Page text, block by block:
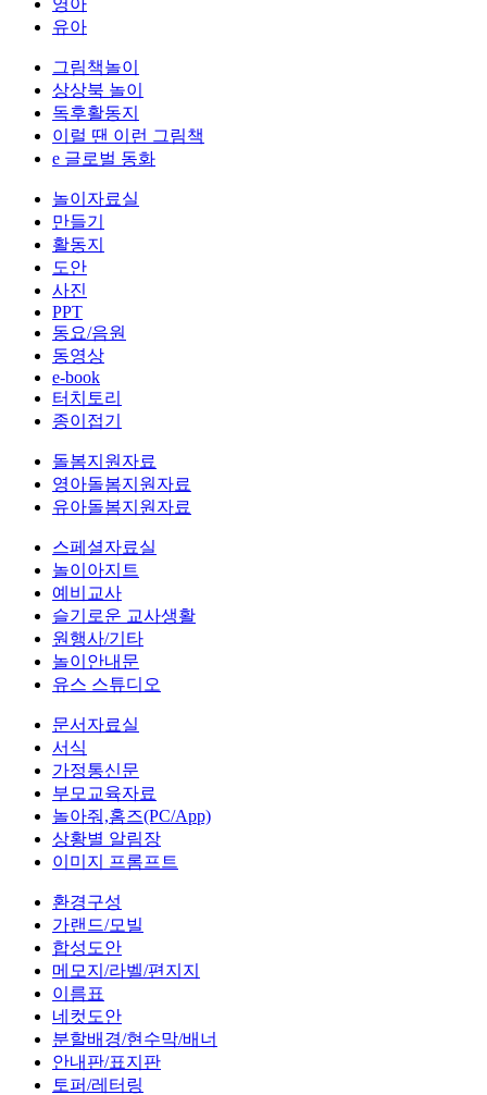
영아
유아
그림책놀이
상상북 놀이
독후활동지
이럴 땐 이런 그림책
e 글로벌 동화
놀이자료실
만들기
활동지
도안
사진
PPT
동요/음원
동영상
e-book
터치토리
종이접기
돌봄지원자료
영아돌봄지원자료
유아돌봄지원자료
스페셜자료실
놀이아지트
예비교사
슬기로운 교사생활
원행사/기타
놀이안내문
유스 스튜디오
문서자료실
서식
가정통신문
부모교육자료
놀아줘,홈즈(PC/App)
상황별 알림장
이미지 프롬프트
환경구성
가랜드/모빌
합성도안
메모지/라벨/편지지
이름표
네컷도안
분할배경/현수막/배너
안내판/표지판
토퍼/레터링